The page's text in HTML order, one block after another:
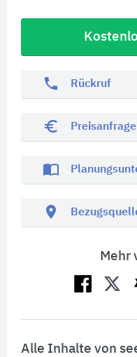
phone Rückruf
euro_symbol Preisanfrage
import_contacts
location_on
Mehr
Alle Inhalte von